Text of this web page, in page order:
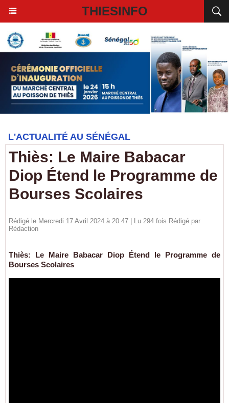
THIESINFO
L'ACTUALITÉ AU SÉNÉGAL
Thiès: Le Maire Babacar
Diop Étend le Programme de
Bourses Scolaires
Rédigé le Mercredi 17 Avril 2024 à 20:47 | Lu 294 fois Rédigé par
Rédaction
Thiès: Le Maire Babacar Diop Étend le Programme de
Bourses Scolaires